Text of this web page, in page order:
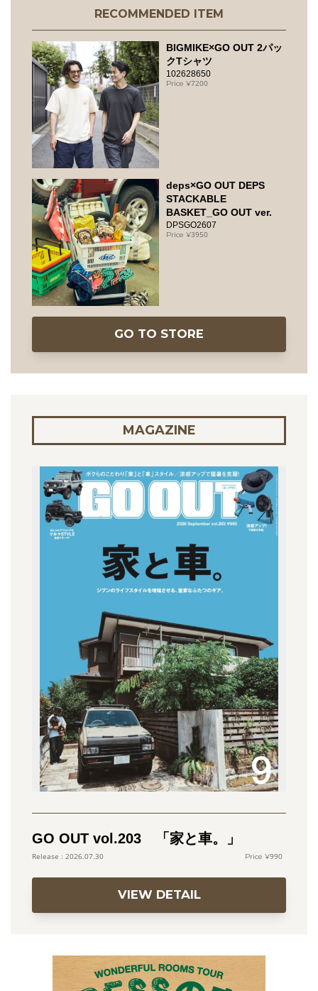
RECOMMENDED ITEM
BIGMIKE×GO OUT 2パッ
クTシャツ
102628650
7200
deps×GO OUT DEPS
STACKABLE
BASKET_GO OUT ver.
DPSGO2607
3950
GO TO STORE
MAGAZINE
GO OUT vol.203 「家と車。」
2026.07.30 990
VIEW DETAIL